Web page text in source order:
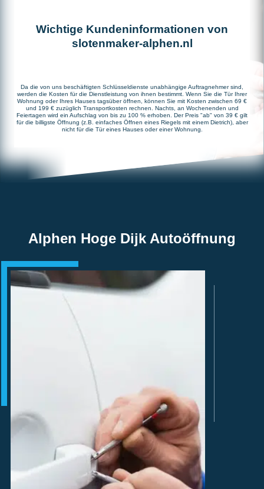
Wichtige Kundeninformationen von
slotenmaker-alphen.nl
Da die von uns beschäftigten Schlüsseldienste unabhängige Auftragnehmer sind,
werden die Kosten für die Dienstleistung von ihnen bestimmt. Wenn Sie die Tür Ihrer
Wohnung oder Ihres Hauses tagsüber öffnen, können Sie mit Kosten zwischen 69 €
und 199 € zuzüglich Transportkosten rechnen. Nachts, an Wochenenden und
Feiertagen wird ein Aufschlag von bis zu 100 % erhoben. Der Preis "ab" von 39 € gilt
für die billigste Öffnung (z.B. einfaches Öffnen eines Riegels mit einem Dietrich), aber
nicht für die Tür eines Hauses oder einer Wohnung.
Alphen Hoge Dijk Autoöffnung